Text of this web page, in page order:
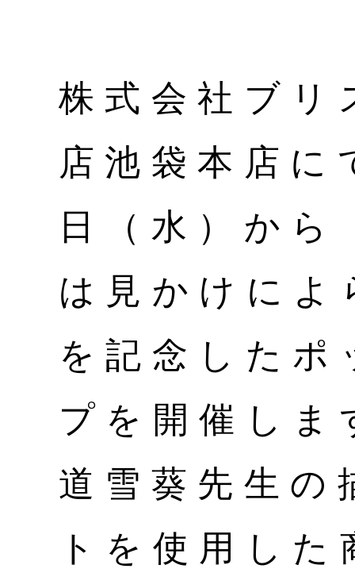
株式会社ブリ
店池袋本店
日（水）か
は見かけに
を記念した
プを開催しま
道雪葵先生の
トを使用し